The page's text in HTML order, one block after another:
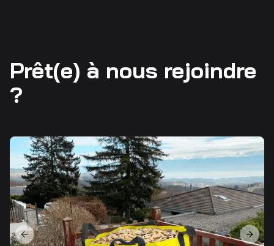
Prêt(e) à nous rejoindre
?
Previous slide Next